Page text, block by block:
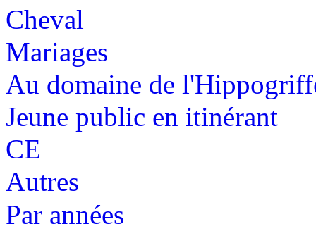
Cheval
Mariages
Au domaine de
Jeune public en itinérant
CE
Autres
Par années